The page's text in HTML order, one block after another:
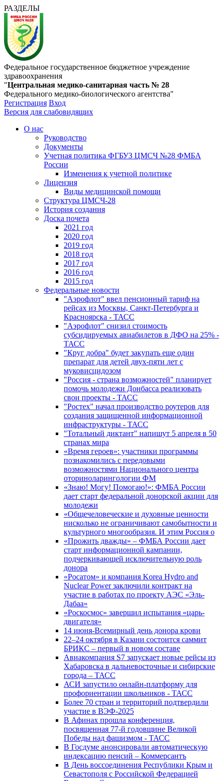
РАЗДЕЛЫ
Федеральное государственное бюджетное учреждение
здравоохранения
"Центральная медико-санитарная часть № 28
Федерального медико-биологического агентства"
Регистрация Вход
Версия для слабовидящих
О нас
Руководство
Документы
Учетная политика ФГБУЗ ЦМСЧ №28 ФМБА
России
Изменения к учетной политике
Лицензия
Виды медицинской помощи
Структура ЦМСЧ-28
История создания
Доска почета
2021 год
2020 год
2019 год
2018 год
2017 год
2016 год
2015 год
Федеральные новости
"Аэрофлот" ввел пенсионный тариф на
рейсах из Москвы, Санкт-Петербурга и
Красноярска - ТАСС
"Аэрофлот" снизил стоимость
субсидируемых авиабилетов в ДФО на 25% -
ТАСС
"Круг добра" будет закупать еще один
препарат для детей двух-пяти лет с
муковисцидозом
"Россия - страна возможностей" планирует
помочь молодежи Донбасса реализовать
свои проекты - ТАСС
"Ростех" начал производство роутеров для
создания защищенной информационной
инфраструктуры - ТАСС
"Тотальный диктант" напишут 5 апреля в 50
странах мира
«Время героев»: участники программы
познакомились с передовыми
возможностями Национального центра
оториноларингологии ФМ
«Знаю! Могу! Помогаю!»: ФМБА России
дает старт федеральной донорской акции для
молодежи
«Общечеловеческие и духовные ценности
нисколько не ограничивают самобытности и
культурного многообразия. И этим Россия о
«Прожить дважды» – ФМБА России дает
старт информационной кампании,
подчеркивающей исключительную роль
донора
«Росатом» и компания Korea Hydro and
Nuclear Power заключили контракт на
участие в работах по проекту АЭС «Эль-
Дабаа»
«Роскосмос» завершил испытания «царь-
двигателя»
14 июня-Всемирный день донора крови
22–24 октября в Казани состоится саммит
БРИКС – первый в новом составе
Авиакомпания S7 запускает новые рейсы из
Хабаровска в дальневосточные и сибирские
города – ТАСС
АСИ запустило онлайн-платформу для
профориентации школьников - ТАСС
Более 70 стран и территорий подтвердили
участие в ВЭФ-2025
В Афинах прошла конференция,
посвященная 77-й годовщине Великой
Победы над фашизмом - ТАСС
В Госдуме анонсировали автоматическую
индексацию пенсий – Коммерсантъ
В День воссоединения Республики Крым и
Севастополя с Российской Федерацией